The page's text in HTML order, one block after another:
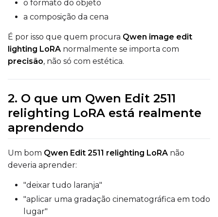
DATASETS
You have no
come back here.
Upload a dataset
Dataset1
Control Dataset 1
o formato do objeto
a composição da cena
É por isso que quem procura Qwen image edit
lighting LoRA normalmente se importa com
precisão, não só com estética.
2. O que um Qwen Edit 2511
relighting LoRA está realmente
aprendendo
Um bom Qwen Edit 2511 relighting LoRA não
deveria aprender:
"deixar tudo laranja"
"aplicar uma gradação cinematográfica em todo
lugar"